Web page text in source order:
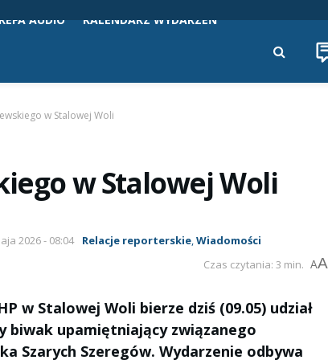
AUDIO KALENDARZ WYDARZEŃ
w Stalowej Woli
w Stalowej Woli
2026 - 08:04 Relacje reporterskie,Wiadomości
Czas czytania: 3 min. AA
w Stalowej Woli bierze dziś (09.05) udział
biwak upamiętniający związanego
Szarych Szeregów. Wydarzenie odbywa